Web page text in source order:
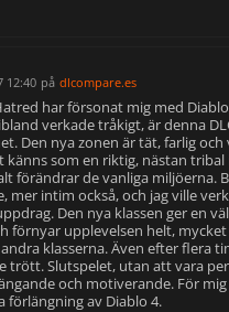
12:40 på dlcompare.es
har försonat mig med
verkade tråkigt, är denna
Den nya zonen är tät, farlig och
känns som en riktig, nästan
förändrar de vanliga miljöerna.
mer intim också, och jag ville
Den nya klassen ger en
förnyar upplevelsen helt,
klasserna. Även efter flera
trött. Slutspelet, utan att vara
och motiverande. För
förlängning av Diablo 4.